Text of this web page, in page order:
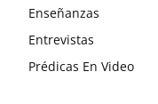
Enseñanzas
Entrevistas
Prédicas En Video